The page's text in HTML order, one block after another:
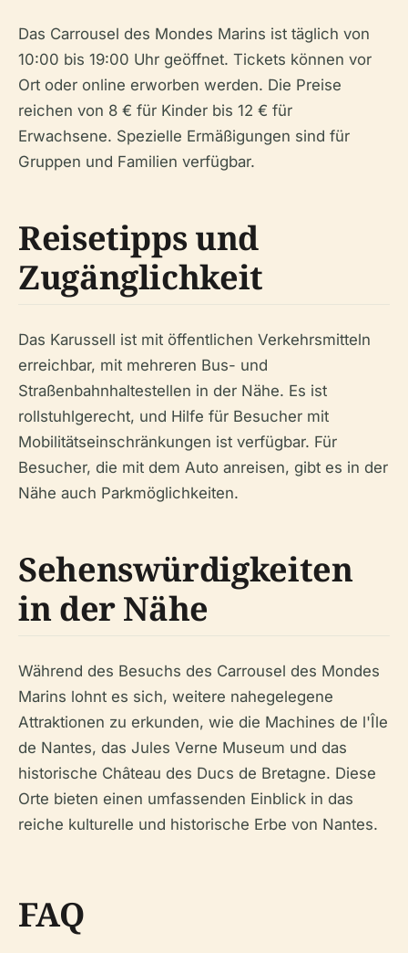
Das Carrousel des Mondes Marins ist täglich von
10:00 bis 19:00 Uhr geöffnet. Tickets können vor
Ort oder online erworben werden. Die Preise
reichen von 8 € für Kinder bis 12 € für
Erwachsene. Spezielle Ermäßigungen sind für
Gruppen und Familien verfügbar.
Reisetipps und
Zugänglichkeit
Das Karussell ist mit öffentlichen Verkehrsmitteln
erreichbar, mit mehreren Bus- und
Straßenbahnhaltestellen in der Nähe. Es ist
rollstuhlgerecht, und Hilfe für Besucher mit
Mobilitätseinschränkungen ist verfügbar. Für
Besucher, die mit dem Auto anreisen, gibt es in der
Nähe auch Parkmöglichkeiten.
Sehenswürdigkeiten
in der Nähe
Während des Besuchs des Carrousel des Mondes
Marins lohnt es sich, weitere nahegelegene
Attraktionen zu erkunden, wie die Machines de l'Île
de Nantes, das Jules Verne Museum und das
historische Château des Ducs de Bretagne. Diese
Orte bieten einen umfassenden Einblick in das
reiche kulturelle und historische Erbe von Nantes.
FAQ